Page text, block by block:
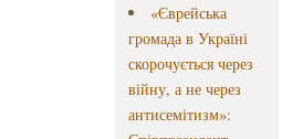
«Єврейська
громада в Україні
скорочується через
війну, а не через
антисемітизм»: